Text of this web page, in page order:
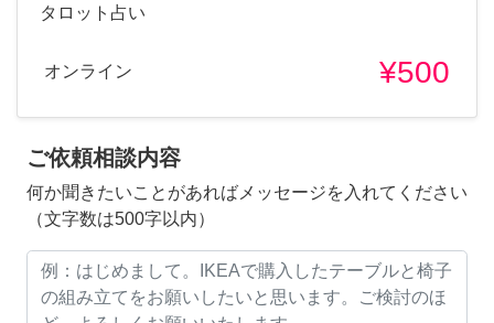
タロット占い
オンライン ¥500
ご依頼相談内容
何か聞きたいことがあればメッセージを入れてください
（文字数は500字以内）